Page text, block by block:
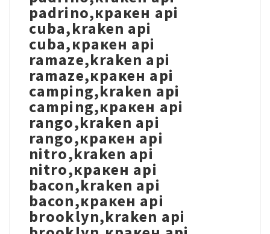
padrino,кракен api
cuba,kraken api
cuba,кракен api
ramaze,kraken api
ramaze,кракен api
camping,kraken api
camping,кракен api
rango,kraken api
rango,кракен api
nitro,kraken api
nitro,кракен api
bacon,kraken api
bacon,кракен api
brooklyn,kraken api